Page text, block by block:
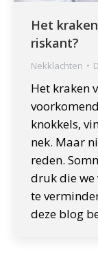
Het
riskant?
Nekklachten
Het kraken
knokkels,
nek. Maar
reden.
druk die we
te
deze blog